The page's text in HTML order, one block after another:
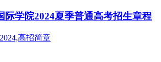
学院2024夏季普通高考招生章程